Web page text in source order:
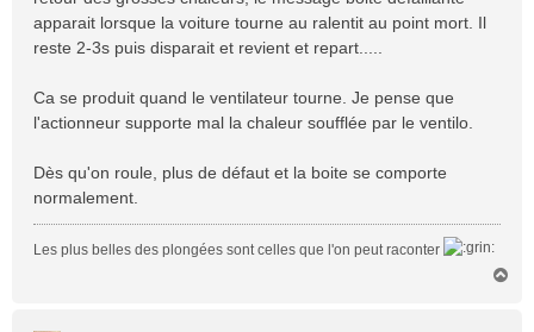
apparait lorsque la voiture tourne au ralentit au point mort. Il
reste 2-3s puis disparait et revient et repart.....
Ca se produit quand le ventilateur tourne. Je pense que
l'actionneur supporte mal la chaleur soufflée par le ventilo.
Dès qu'on roule, plus de défaut et la boite se comporte
normalement.
Les plus belles des plongées sont celles que l'on peut raconter